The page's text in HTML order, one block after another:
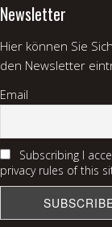
Newsletter
Hier können Sie
den Newsletter
Email
Subscribing I
privacy rules of this